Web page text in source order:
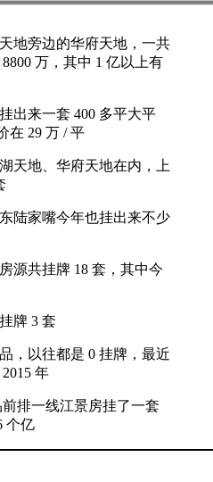
地旁边的华府天地，一共
万，其中 1 亿以上有
出来一套 400 多平大平
在 29 万 / 平
天地、华府天地在内，上
陆家嘴今年也挂出来不少
源共挂牌 18 套，其中今
牌 3 套
，以往都是 0 挂牌，最近
年
排一线江景房挂了一套
个亿